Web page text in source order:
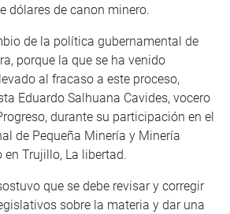
dólares de canon minero.
de la política gubernamental de
porque la que se ha venido
al fracaso a este proceso,
Eduardo Salhuana Cavides, vocero
durante su participación en el
de Pequeña Minería y Minería
en Trujillo, La libertad.
que se debe revisar y corregir
sobre la materia y dar una